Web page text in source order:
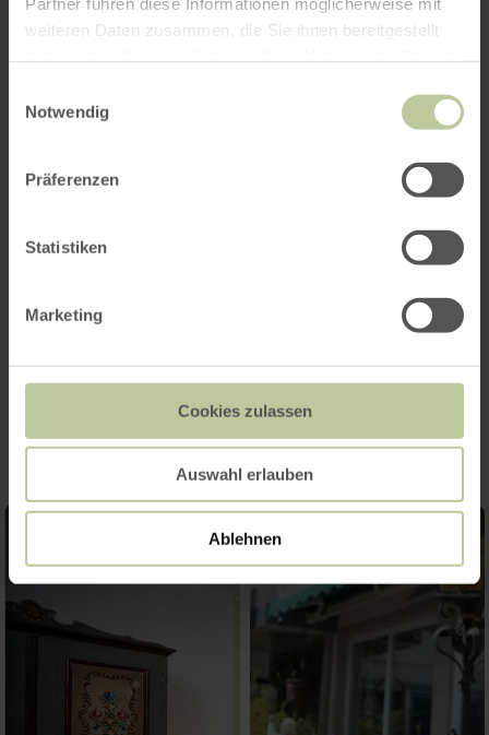
weiteren Daten zusammen, die Sie ihnen bereitgestellt
Notwendig
Präferenzen
Statistiken
Marketing
Cookies zulassen
Auswahl erlauben
Ablehnen
Impressions